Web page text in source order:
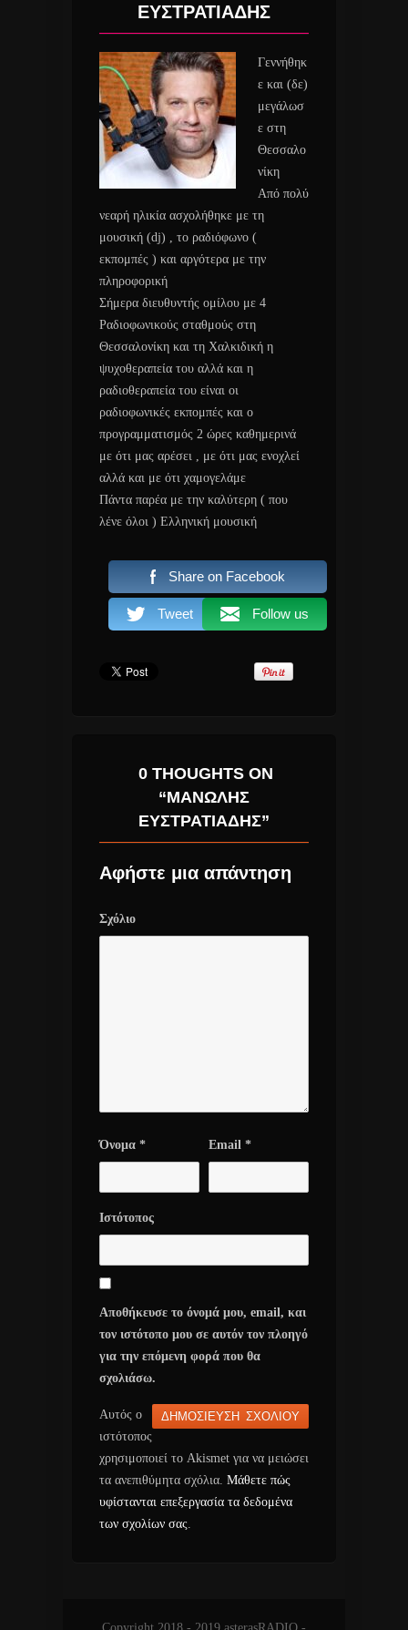
ΕΥΣΤΡΑΤΙΑΔΗΣ
Γεννήθηκ
ε και (δε)
μεγάλωσ
ε στη
Θεσσαλο
νίκη
Από πολύ
νεαρή ηλικία ασχολήθηκε με τη
μουσική (dj) , το ραδιόφωνο (
εκπομπές ) και αργότερα με την
πληροφορική
Σήμερα διευθυντής ομίλου με 4
Ραδιοφωνικούς σταθμούς στη
Θεσσαλονίκη και τη Χαλκιδική η
ψυχοθεραπεία του αλλά και η
ραδιοθεραπεία του είναι οι
ραδιοφωνικές εκπομπές και ο
προγραμματισμός 2 ώρες καθημερινά
με ότι μας αρέσει , με ότι μας ενοχλεί
αλλά και με ότι χαμογελάμε
Πάντα παρέα με την καλύτερη ( που
λένε όλοι ) Ελληνική μουσική
Share on Facebook
Tweet Follow us
0 THOUGHTS ON
“ΜΑΝΩΛΗΣ
ΕΥΣΤΡΑΤΙΑΔΗΣ”
Αφήστε μια απάντηση
Σχόλιο
Όνομα * Email *
Ιστότοπος
Αποθήκευσε το όνομά μου, email, και
τον ιστότοπο μου σε αυτόν τον πλοηγό
για την επόμενη φορά που θα
σχολιάσω.
Αυτός ο
ιστότοπος
χρησιμοποιεί το Akismet για να μειώσει
τα ανεπιθύμητα σχόλια. Μάθετε πώς
υφίστανται επεξεργασία τα δεδομένα
των σχολίων σας.